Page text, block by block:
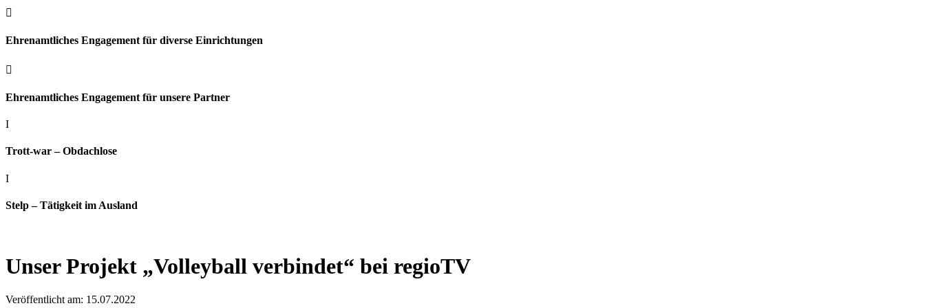

Ehrenamtliches Engagement für diverse Einrichtungen

Ehrenamtliches Engagement für unsere Partner
I
Trott-war – Obdachlose
I
Stelp – Tätigkeit im Ausland
Unser Projekt „Volleyball verbindet“ bei regioTV
Veröffentlicht am: 15.07.2022